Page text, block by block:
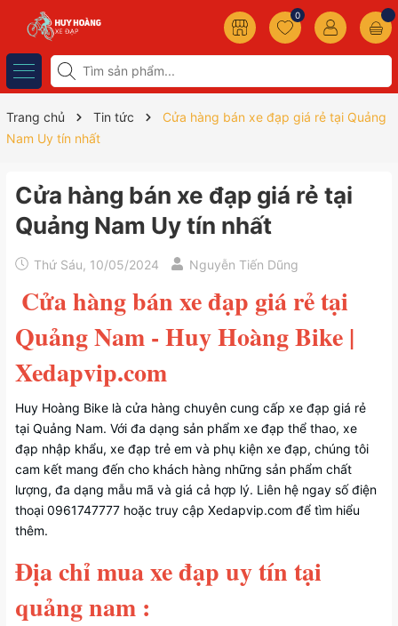
0
Trang chủ Tin tức
Cửa hàng bán xe đạp giá rẻ tại Quảng
Nam Uy tín nhất
Cửa hàng bán xe đạp giá rẻ tại
Quảng Nam Uy tín nhất
Thứ Sáu, 10/05/2024 Nguyễn Tiến Dũng
Cửa hàng bán xe đạp giá rẻ tại
Quảng Nam - Huy Hoàng Bike |
Xedapvip.com
Huy Hoàng Bike là cửa hàng chuyên cung cấp xe đạp giá rẻ
tại Quảng Nam. Với đa dạng sản phẩm xe đạp thể thao, xe
đạp nhập khẩu, xe đạp trẻ em và phụ kiện xe đạp, chúng tôi
cam kết mang đến cho khách hàng những sản phẩm chất
lượng, đa dạng mẫu mã và giá cả hợp lý. Liên hệ ngay số điện
thoại 0961747777 hoặc truy cập Xedapvip.com để tìm hiểu
thêm.
Địa chỉ mua xe đạp uy tín tại
quảng nam :